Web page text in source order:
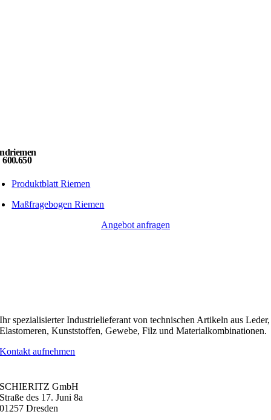
600.650
Produktblatt Riemen
Maßfragebogen Riemen
Angebot anfragen
Ihr spezialisierter Industrielieferant von technischen Artikeln aus Leder,
Elastomeren, Kunststoffen, Gewebe, Filz und Materialkombinationen.
Kontakt aufnehmen
SCHIERITZ GmbH
Straße des 17. Juni 8a
01257 Dresden